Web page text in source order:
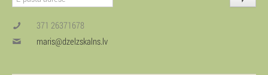
371 26371678
maris@dzelzskalns.lv